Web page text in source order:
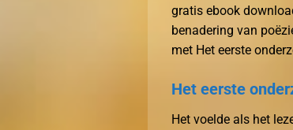
gratis ebook
benadering van
met Het eerste
Het eerste
Het voelde als het